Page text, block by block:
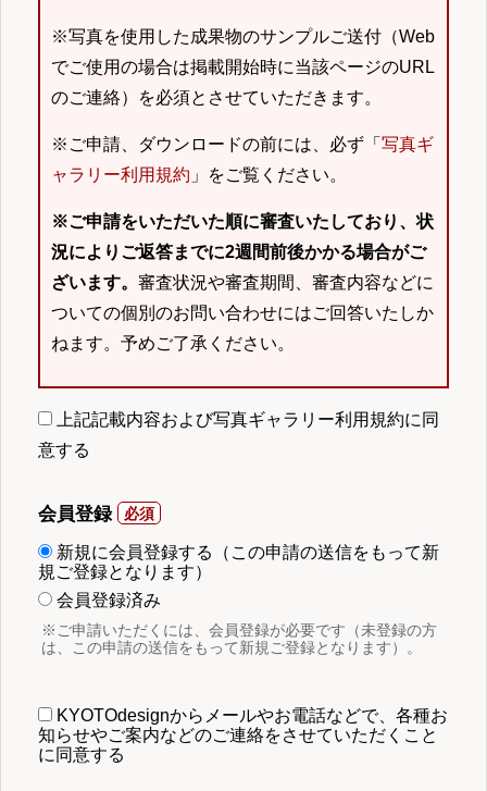
※写真を使用した成果物のサンプルご送付（Web
でご使用の場合は掲載開始時に当該ページのURL
のご連絡）を必須とさせていただきます。
※ご申請、ダウンロードの前には、必ず「 写真ギ
ャラリー利用規約 」をご覧ください。
※ご申請をいただいた順に審査いたしており、状
況によりご返答までに2週間前後かかる場合がご
ざいます。 審査状況や審査期間、審査内容などに
ついての個別のお問い合わせにはご回答いたしか
ねます。予めご了承ください。
上記記載内容および写真ギャラリー利用規約に同
意する
会員登録
新規に会員登録する（この申請の送信をもって新
規ご登録となります）
会員登録済み
※ご申請いただくには、会員登録が必要です（未登録の方
は、この申請の送信をもって新規ご登録となります）。
KYOTOdesignからメールやお電話などで、各種お
知らせやご案内などのご連絡をさせていただくこと
に同意する